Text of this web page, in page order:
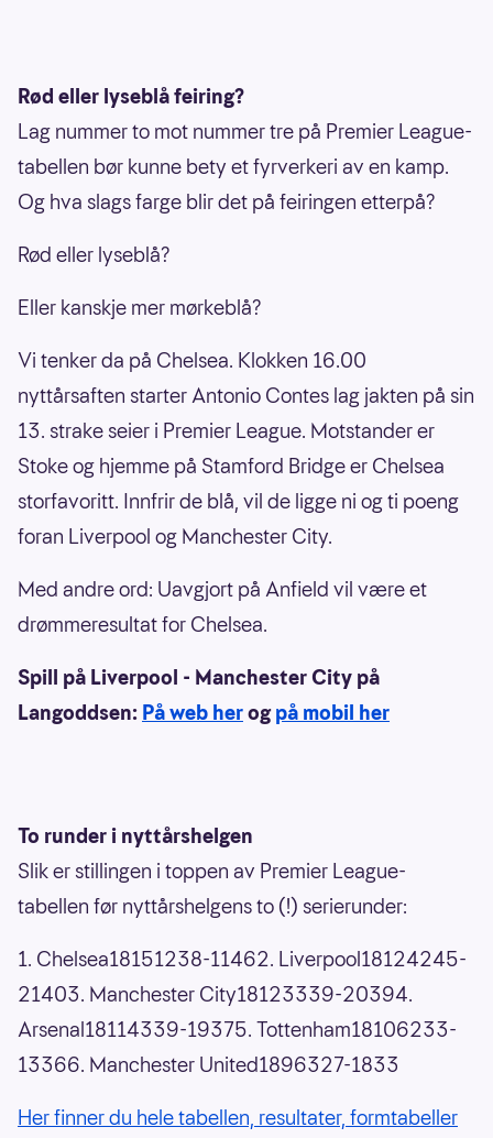
Rød eller lyseblå feiring?
Lag nummer to mot nummer tre på Premier League-
tabellen bør kunne bety et fyrverkeri av en kamp.
Og hva slags farge blir det på feiringen etterpå?
Rød eller lyseblå?
Eller kanskje mer mørkeblå?
Vi tenker da på Chelsea. Klokken 16.00
nyttårsaften starter Antonio Contes lag jakten på sin
13. strake seier i Premier League. Motstander er
Stoke og hjemme på Stamford Bridge er Chelsea
storfavoritt. Innfrir de blå, vil de ligge ni og ti poeng
foran Liverpool og Manchester City.
Med andre ord: Uavgjort på Anfield vil være et
drømmeresultat for Chelsea.
Spill på Liverpool - Manchester City på
Langoddsen: På web herogpå mobil her
To runder i nyttårshelgen
Slik er stillingen i toppen av Premier League-
tabellen før nyttårshelgens to (!) serierunder:
1. Chelsea18151238-11462. Liverpool18124245-
21403. Manchester City18123339-20394.
Arsenal18114339-19375. Tottenham18106233-
13366. Manchester United1896327-1833
Her finner du hele tabellen, resultater, formtabeller